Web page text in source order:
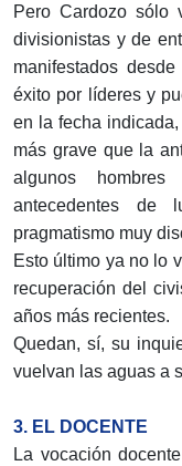
Pero Cardozo
divisionistas y de
manifestados
éxito por líderes y
en la fecha
más grave que la
algunos
antecedentes de
pragmatismo muy
Esto último ya no lo
recuperación del
años más recientes.
Quedan, sí, su
vuelvan las aguas a
3. EL DOCENTE
La vocación